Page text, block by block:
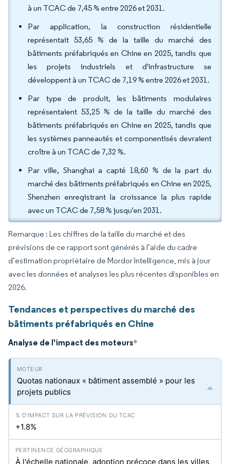
à un TCAC de 7,45 % entre 2026 et 2031.
Par application, la construction résidentielle
représentait 53,65 % de la taille du marché des
bâtiments préfabriqués en Chine en 2025, tandis que
les projets industriels et d'infrastructure se
développent à un TCAC de 7,19 % entre 2026 et 2031.
Par type de produit, les bâtiments modulaires
représentaient 53,25 % de la taille du marché des
bâtiments préfabriqués en Chine en 2025, tandis que
les systèmes panneautés et componentisés devraient
croître à un TCAC de 7,32 %.
Par ville, Shanghai a capté 18,60 % de la part du
marché des bâtiments préfabriqués en Chine en 2025,
Shenzhen enregistrant la croissance la plus rapide
avec un TCAC de 7,58 % jusqu'en 2031.
Remarque : Les chiffres de la taille du marché et des
prévisions de ce rapport sont générés à l’aide du cadre
d’estimation propriétaire de Mordor Intelligence, mis à jour
avec les données et analyses les plus récentes disponibles en
2026.
Tendances et perspectives du marché des
bâtiments préfabriqués en Chine
Analyse de l'impact des moteurs*
Quotas nationaux « bâtiment assemblé » pour les
projets publics
+1.8%
À l'échelle nationale, adoption précoce dans les villes